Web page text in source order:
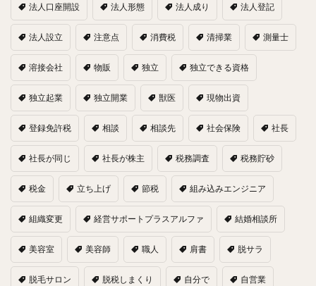
法人口座開設 法人形態 法人成り 法人登記
法人設立 注意点 消費税 清掃業 測量士
溶接会社 物販 独立 独立できる資格
独立起業 独立開業 獣医 現物出資
登録免許税 相談 相談先 社会保険 社長
社長が同じ 社長が株主 税務調査 税務貯砂
税金 立ち上げ 節税 組み込みエンジニア
組織変更 経営サポートプラスアルファ 結婚相談所
美容室 美容師 職人 肩書 脱サラ
脱毛サロン 脱税しまくり 自分で 自営業